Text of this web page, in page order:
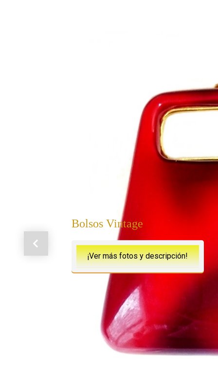
Bolsos Vintage
¡Ver más fotos y descripción!
Anterior